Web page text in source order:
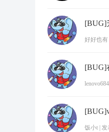
[BUG]
好好也有
饭小t 发